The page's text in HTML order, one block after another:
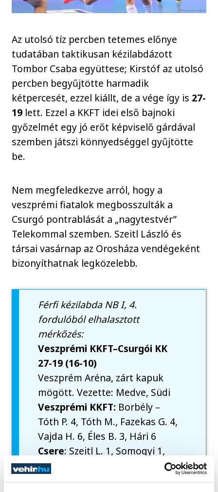
Az utolsó tíz percben tetemes előnye
tudatában taktikusan kézilabdázott
Tombor Csaba együttese; Kirstóf az utolsó
percben begyűjtötte harmadik
kétpercesét, ezzel kiállt, de a vége így is 27-
19 lett. Ezzel a KKFT idei első bajnoki
győzelmét egy jó erőt képviselő gárdával
szemben játszi könnyedséggel gyűjtötte
be.
Nem megfeledkezve arról, hogy a
veszprémi fiatalok megbosszulták a
Csurgó pontrablását a „nagytestvér”
Telekommal szemben. Szeitl László és
társai vasárnap az Orosháza vendégeként
bizonyíthatnak legközelebb.
Férfi kézilabda NB I, 4.
fordulóból elhalasztott
mérkőzés:
Veszprémi KKFT–Csurgói KK
27-19 (16-10)
Veszprém Aréna, zárt kapuk
mögött. Vezette: Medve, Südi
Veszprémi KKFT: Borbély –
Tóth P. 4, Tóth M., Fazekas G. 4,
Vajda H. 6, Éles B. 3, Hári 6
Csere: Szeitl L. 1, Somogyi 1,
Szmetán P. 1, Kristóf 1, Seregi,
Füleki, Bugyáki, Tóth A.